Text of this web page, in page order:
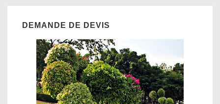
DEMANDE DE DEVIS